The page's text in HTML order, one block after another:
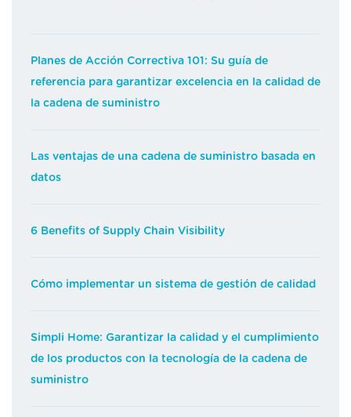
Planes de Acción Correctiva 101: Su guía de
referencia para garantizar excelencia en la calidad de
la cadena de suministro
Las ventajas de una cadena de suministro basada en
datos
6 Benefits of Supply Chain Visibility
Cómo implementar un sistema de gestión de calidad
Simpli Home: Garantizar la calidad y el cumplimiento
de los productos con la tecnología de la cadena de
suministro